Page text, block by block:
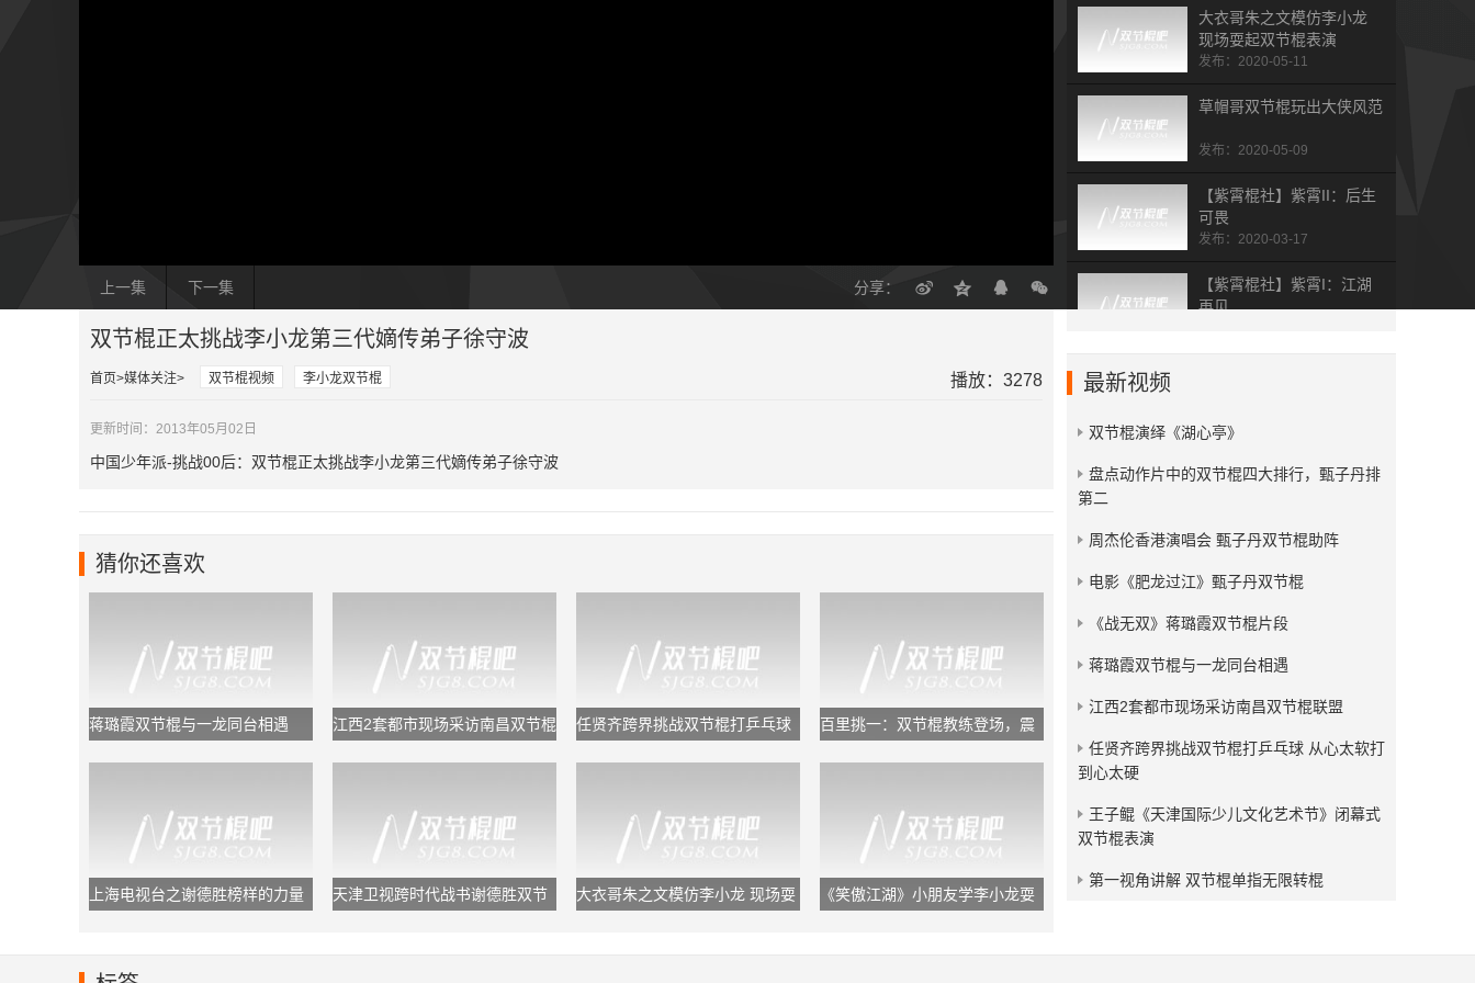
上一集 下一集 分享：
大衣哥朱之文模仿李小龙
现场耍起双节棍表演
发布：2020-05-11
草帽哥双节棍玩出大侠风范
发布：2020-05-09
【紫霄棍社】紫霄II：后生
可畏
发布：2020-03-17
【紫霄棍社】紫霄I：江湖
再见
集
《新乌龙院之笑闹江湖》萌
娃版李小龙 ，双节棍耍的
有模有样
双节棍正太挑战李小龙第三代嫡传弟子徐守波
首页 媒体关注 双节棍视频 李小龙双节棍 播放：3278
更新时间：2013年05月02日
中国少年派-挑战00后：双节棍正太挑战李小龙第三代嫡传弟子徐守波
猜你还喜欢
蒋璐霞双节棍与一龙同台相遇
江西2套都市现场采访南昌双节棍
任贤齐跨界挑战双节棍打乒乓球
百里挑一：双节棍教练登场，震
上海电视台之谢德胜榜样的力量
天津卫视跨时代战书谢德胜双节
大衣哥朱之文模仿李小龙 现场耍
《笑傲江湖》小朋友学李小龙耍
最新视频
双节棍演绎《湖心亭》
​盘点动作片中的双节棍四大排行，甄子丹排
第二
周杰伦香港演唱会 甄子丹双节棍助阵
电影《肥龙过江》甄子丹双节棍
《战无双》蒋璐霞双节棍片段
蒋璐霞双节棍与一龙同台相遇
江西2套都市现场采访南昌双节棍联盟
任贤齐跨界挑战双节棍打乒乓球 从心太软打
到心太硬
王子鲲《天津国际少儿文化艺术节》闭幕式
双节棍表演
第一视角讲解 双节棍单指无限转棍